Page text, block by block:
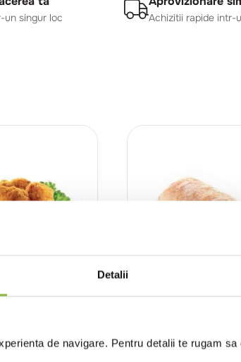
Detalii
de navigare. Pentru detalii te rugam sa
un singur loc Achizitii rapide intr-
baked